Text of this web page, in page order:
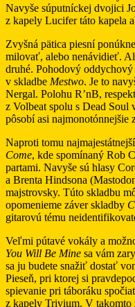
Navyše súputníckej dvojici
z kapely Lucifer táto kapela
Zvyšná pätica piesní
milovať, alebo nenávidieť.
druhé. Pohodový
v skladbe Mestwo. Je to
Nergal. Polohu R’nB,
z Volbeat spolu s Dead Soul
pôsobí asi najmonotónnejšie
Naproti tomu
Come, kde spomínaný Rob
partami. Navyše sú hlasy
a Brenta Hindsona
majstrovsky. Túto skladbu
opomenieme záver skladby
gitarovú tému
Veľmi pútavé vokály a
You Will Be Mine sa vám
sa ju budete snažiť dostať
Pieseň, pri ktorej si
spievanie pri táboráku
z kapely Trivium. V takomto